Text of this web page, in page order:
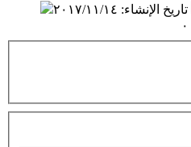
تاريخ الإنشاء: ٢٠١٧/١١/١٤
٠